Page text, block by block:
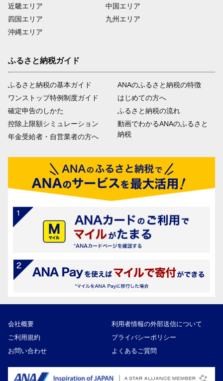
近畿エリア
四国エリア
沖縄エリア
中国エリア
九州エリア
ふるさと納税ガイド
ふるさと納税の基本ガイド
ワンストップ特例制度ガイド
確定申告のしかた
控除上限額シミュレーション
年金受給者・自営業者の方へ
ANAのふるさと納税の特徴
はじめての方へ
ふるさと納税の流れ
動画でわかるANAのふるさと
納税
会社概要
利用者情報の外部送信について
ご利用規約
プライバシーポリシー
お問い合わせ
よくあるご質問